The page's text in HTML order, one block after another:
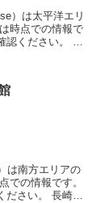
）は太平洋エリ
時点での情報で
認ください。 伊
は南方エリアの
での情報です。
ださい。 長崎ペ